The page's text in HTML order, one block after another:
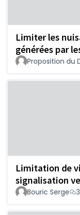
Limiter les
générées par
Proposition du
Limitation de
signalisation
Bouric Serge 3